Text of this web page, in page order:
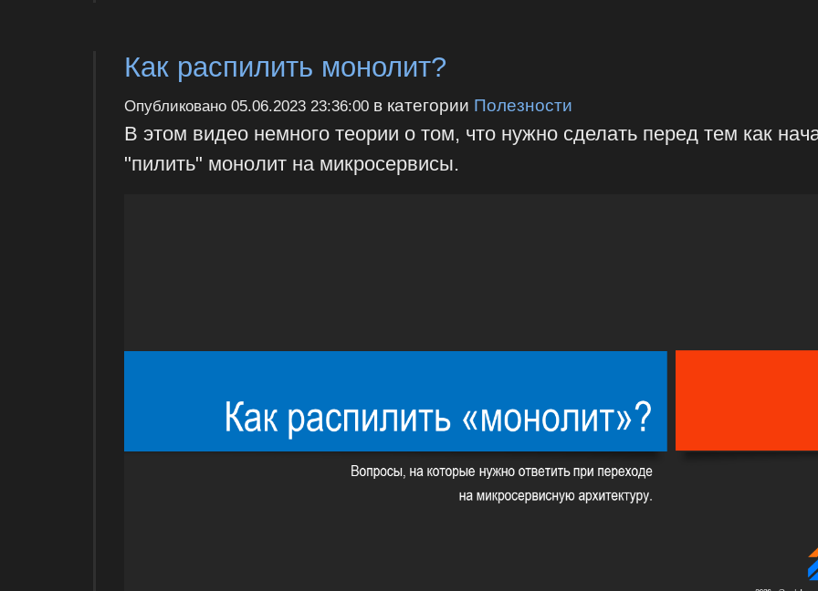
Как распилить монолит?
Опубликовано 05.06.2023 23:36:00в категории Полезности
В этом видео немного теории о том, что нужно сделать перед тем как
"пилить" монолит на микросервисы.